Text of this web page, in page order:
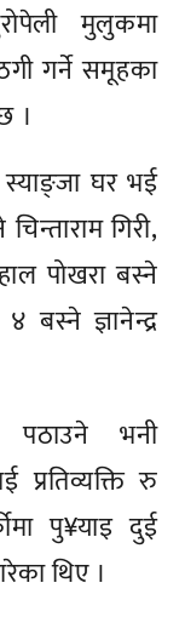
मुलुकमा
गर्ने समूहका
।
स्याङ्जा घर भई
गिरी,
पोखरा बस्ने
बस्ने ज्ञानेन्द्र
पठाउने भनी
प्रतिव्यक्ति रु
पु¥याइ दुई
थिए ।